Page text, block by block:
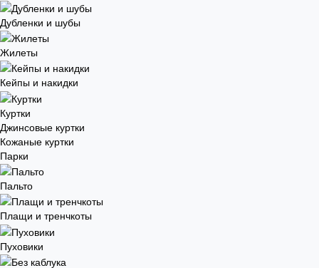
Дубленки и шубы
Жилеты
Кейпы и накидки
Куртки
Джинсовые куртки
Кожаные куртки
Парки
Пальто
Плащи и тренчкоты
Пуховики